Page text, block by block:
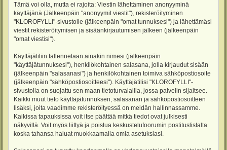
Tämä voi olla, mutta ei rajoita: Viestin lähettäminen anonyyminä
käyttäjänä (Jälkeenpäin "anonyymit viestit"), rekisteröityminen
"KLOROFYLLI"-sivustolle (jälkeenpäin "omat tunnuksesi") ja lähettämäsi
viestit rekisteröitymisen ja sisäänkirjautumisen jälkeen (jälkeenpäin
"omat viestisi").
Käyttäjätiliin tallennetaan ainakin nimesi (jälkeenpäin
"käyttäjätunnuksesi"), henkilökohtainen salasana, jolla kirjaudut sisään
(jälkeenpäin "salasanasi") ja henkilökohtainen toimiva sähköpostiosoite
(jälkeenpäin "sähköpostiosoitteesi"). Käyttäjätilisi "KLOROFYLLI"-
sivustolla on suojattu sen maan tietoturvalailla, jossa palvelin sijaitsee.
Kaikki muut tieto käyttäjätunnuksen, salasanan ja sähköpostiosoitteen
lisäksi, joita vaadimme rekisteröityessä on meidän hallinnassamme.
Kaikissa tapauksissa voit itse päättää mitkä tiedot ovat julkisesti
näkyvillä. Voit myös liittyä ja poistua keskustelufoorumin postituslistalta
koska tahansa haluat muokkaamalla omia asetuksiasi.